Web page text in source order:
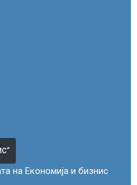
на Економија и бизнис